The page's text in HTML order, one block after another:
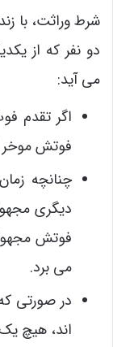
شرط وراثت، با
دو نفر که از
می آید:
اگر تقدم
فوتش موخر
چنانچه
دیگری
فوتش
می برد.
در صورتی
اند، هیچ